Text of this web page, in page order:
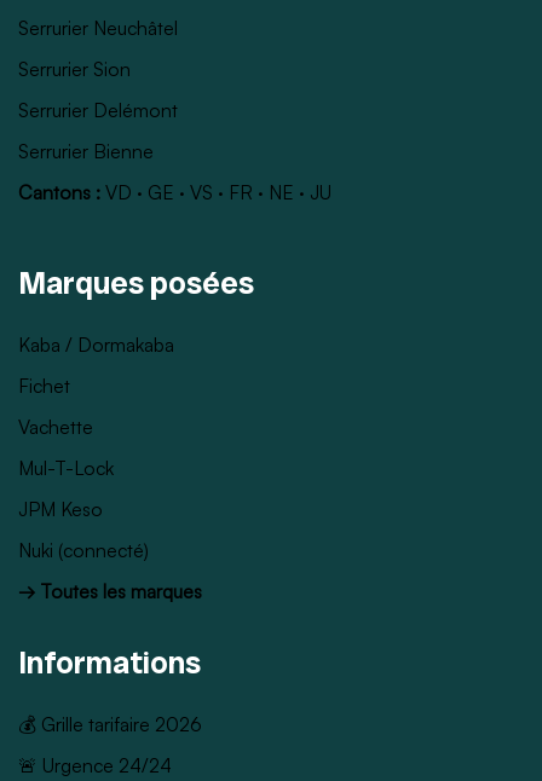
Serrurier Neuchâtel
Serrurier Sion
Serrurier Delémont
Serrurier Bienne
Cantons : VD · GE · VS · FR · NE · JU
Marques posées
Kaba / Dormakaba
Fichet
Vachette
Mul-T-Lock
JPM Keso
Nuki (connecté)
→ Toutes les marques
Informations
💰 Grille tarifaire 2026
🚨 Urgence 24/24